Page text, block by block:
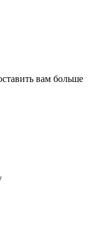
вам больше